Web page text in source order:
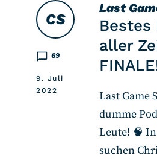
Last
Bestes
aller
CS
69
9. Juli
2022
Last Game
dumme
Leute! 🧠
suchen